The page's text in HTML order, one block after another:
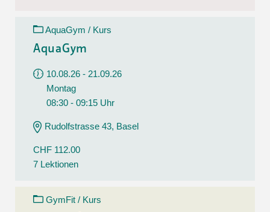
AquaGym / Kurs
AquaGym
10.08.26 - 21.09.26
Montag
08:30 - 09:15 Uhr
Rudolfstrasse 43, Basel
CHF 112.00
7 Lektionen
GymFit / Kurs